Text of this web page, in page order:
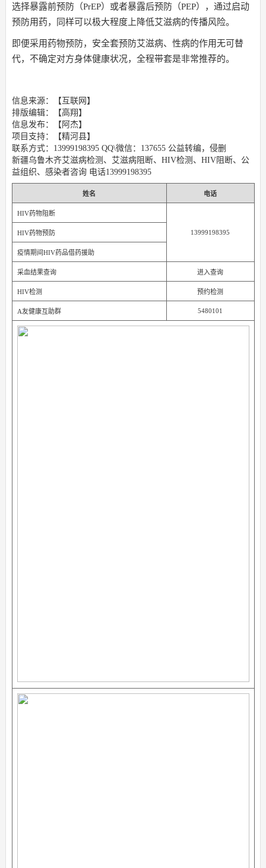
选择暴露前预防（PrEP）或者暴露后预防（PEP），通过启动
预防用药，同样可以极大程度上降低艾滋病的传播风险。
即便采用药物预防，安全套预防艾滋病、性病的作用无可替
代，不确定对方身体健康状况，全程带套是非常推荐的。
信息来源：【互联网】
排版编辑：【高翔】
信息发布：【阿杰】
项目支持：【精河县】
联系方式：13999198395 QQ\微信：137655 公益转编，侵删
新疆乌鲁木齐艾滋病检测、艾滋病阻断、HIV检测、HIV阻断、公
益组织、感染者咨询 电话13999198395
姓名 电话
HIV药物阻断
13999198395
HIV药物预防
疫情期间HIV药品借药援助
采血结果查询 进入查询
HIV检测 预约检测
A友健康互助群 5480101